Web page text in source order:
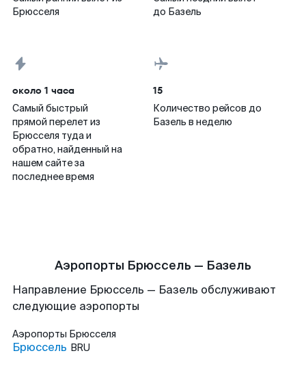
Брюсселя
до Базель
около 1 часа
Самый быстрый
прямой перелет из
Брюсселя туда и
обратно, найденный на
нашем сайте за
последнее время
15
Количество рейсов до
Базель в неделю
Аэропорты Брюссель — Базель
Направление Брюссель — Базель обслуживают
следующие аэропорты
Аэропорты Брюсселя
Брюссель BRU